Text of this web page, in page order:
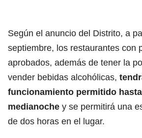
Según el anuncio del Distrito, a
septiembre, los restaurantes con
aprobados, además de tener la
vender bebidas alcohólicas,
funcionamiento permitido
medianoche y se permitirá una
de dos horas en el lugar.